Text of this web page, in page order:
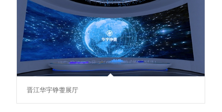
晋江华宇铮蓥展厅